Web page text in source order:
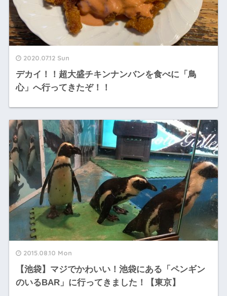
2020.07.12 Sun
デカイ！！超大盛チキンナンバンを食べに「鳥
心」へ行ってきたぞ！！
2015.08.10 Mon
【池袋】マジでかわいい！池袋にある「ペンギン
のいるBAR」に行ってきました！【東京】